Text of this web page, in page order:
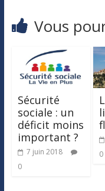
Vous
Sécurité
sociale : un
déficit moins
important ?
7 juin 2018
0
0